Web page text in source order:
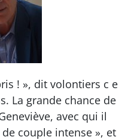
! », dit volontiers c e
La grande chance de
avec qui il
couple intense », et